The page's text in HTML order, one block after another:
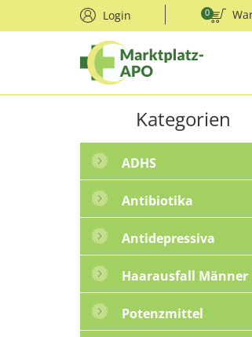
Login 0
Kategorien
ADHS
Antibiotika
Antidepressiva
Haarausfall Männer
Potenzmittel